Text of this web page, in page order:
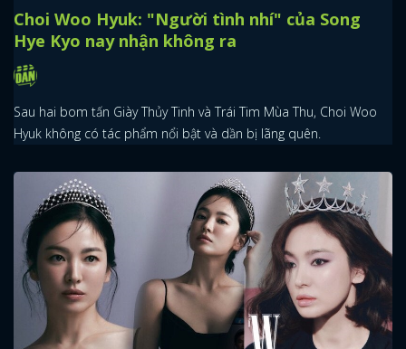
Choi Woo Hyuk: "Người tình nhí" của Song
Hye Kyo nay nhận không ra
Sau hai bom tấn Giày Thủy Tinh và Trái Tim Mùa Thu, Choi Woo
Hyuk không có tác phẩm nổi bật và dần bị lãng quên.